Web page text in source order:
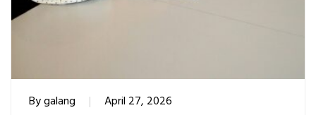
Bygalang April 27, 2026